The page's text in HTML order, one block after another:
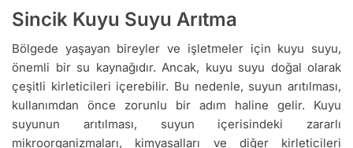
Sincik Kuyu Suyu Arıtma
Bölgede yaşayan bireyler ve işletmeler için kuyu suyu,
önemli bir su kaynağıdır. Ancak, kuyu suyu doğal olarak
çeşitli kirleticileri içerebilir. Bu nedenle, suyun arıtılması,
kullanımdan önce zorunlu bir adım haline gelir. Kuyu
suyunun arıtılması, suyun içerisindeki zararlı
mikroorganizmaları, kimyasalları ve diğer kirleticileri